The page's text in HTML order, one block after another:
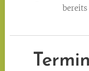
bereits